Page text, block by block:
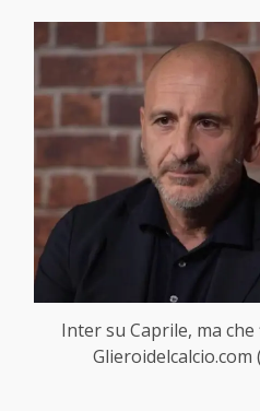
Inter su Caprile, ma